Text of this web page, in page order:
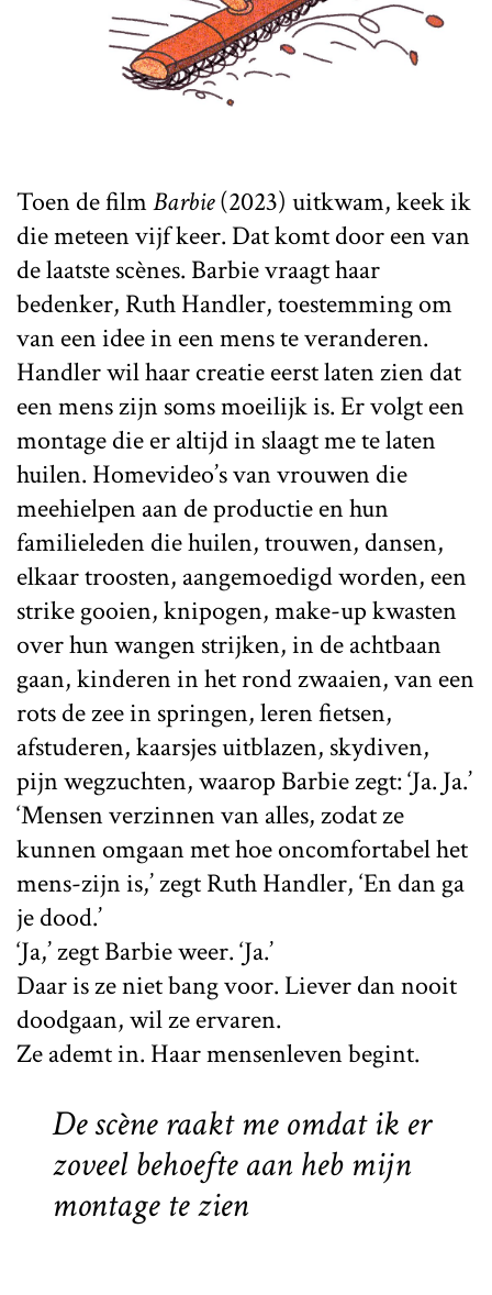
Toen de filmBarbie(2023) uitkwam, keek ik
die meteen vijf keer. Dat komt door een van
de laatste scènes. Barbie vraagt haar
bedenker, Ruth Handler, toestemming om
van een idee in een mens te veranderen.
Handler wil haar creatie eerst laten zien dat
een mens zijn soms moeilijk is. Er volgt een
montage die er altijd in slaagt me te laten
huilen. Homevideo’svan vrouwen die
meehielpen aan de productie en hun
familieleden die huilen, trouwen, dansen,
elkaar troosten, aangemoedigd worden, een
strike gooien, knipogen, make-up kwasten
over hun wangen strijken, in de achtbaan
gaan, kinderen in het rond zwaaien, van een
rots de zee in springen, leren fietsen,
afstuderen, kaarsjes uitblazen, skydiven,
pijn wegzuchten, waarop Barbie zegt: ‘Ja. Ja.’
‘Mensen verzinnen van alles, zodat ze
kunnen omgaan met hoe oncomfortabel het
mens-zijn is,’ zegt Ruth Handler, ‘En dan ga
je dood.’
‘Ja,’ zegt Barbie weer. ‘Ja.’
Daar is ze niet bang voor. Liever dan nooit
doodgaan, wil ze ervaren.
Ze ademt in. Haar mensenleven begint.
De scène raakt me omdat ik er
zoveel behoefte aan hebmijn
montage te zien